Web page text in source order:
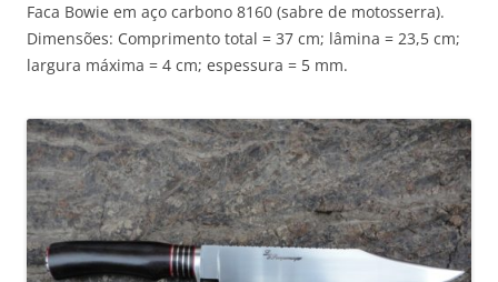
Faca Bowie em aço carbono 8160 (sabre de motosserra).
Dimensões: Comprimento total = 37 cm; lâmina = 23,5 cm;
largura máxima = 4 cm; espessura = 5 mm.